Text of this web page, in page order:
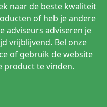
naar de beste kwaliteit
of heb je andere
adviseurs adviseren je
vrijblijvend. Bel onze
of gebruik de website
product te vinden.